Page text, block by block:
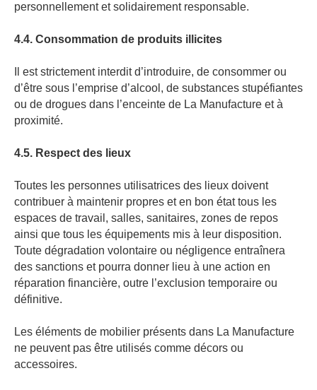
personnellement et solidairement responsable.
4.4. Consommation de produits illicites
Il est strictement interdit d’introduire, de consommer ou
d’être sous l’emprise d’alcool, de substances stupéfiantes
ou de drogues dans l’enceinte de La Manufacture et à
proximité.
4.5. Respect des lieux
Toutes les personnes utilisatrices des lieux doivent
contribuer à maintenir propres et en bon état tous les
espaces de travail, salles, sanitaires, zones de repos
ainsi que tous les équipements mis à leur disposition.
Toute dégradation volontaire ou négligence entraînera
des sanctions et pourra donner lieu à une action en
réparation financière, outre l’exclusion temporaire ou
définitive.
Les éléments de mobilier présents dans La Manufacture
ne peuvent pas être utilisés comme décors ou
accessoires.